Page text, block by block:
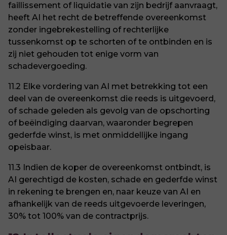
faillissement of liquidatie van zijn bedrijf aanvraagt,
heeft AI het recht de betreffende overeenkomst
zonder ingebrekestelling of rechterlijke
tussenkomst op te schorten of te ontbinden en is
zij niet gehouden tot enige vorm van
schadevergoeding.
11.2 Elke vordering van AI met betrekking tot een
deel van de overeenkomst die reeds is uitgevoerd,
of schade geleden als gevolg van de opschorting
of beëindiging daarvan, waaronder begrepen
gederfde winst, is met onmiddellijke ingang
opeisbaar.
11.3 Indien de koper de overeenkomst ontbindt, is
AI gerechtigd de kosten, schade en gederfde winst
in rekening te brengen en, naar keuze van AI en
afhankelijk van de reeds uitgevoerde leveringen,
30% tot 100% van de contractprijs.